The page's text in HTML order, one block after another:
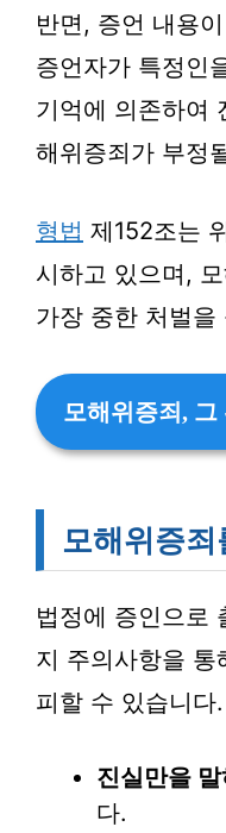
반면, 증언 내용
증언자가 특정인
기억에 의존하여
해위증죄가 부정
형법 제152조는
시하고 있으며,
가장 중한 처벌을
모해위증죄, 그
모해위증죄
법정에 증인으로
지 주의사항을 통
피할 수 있습니다.
진실만을
다.